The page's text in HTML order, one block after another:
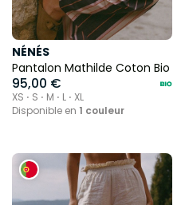
NÉNÉS
Pantalon Mathilde Coton Bio
95,00 €
XS ⋅ S ⋅ M ⋅ L ⋅ XL
Disponible en 1 couleur